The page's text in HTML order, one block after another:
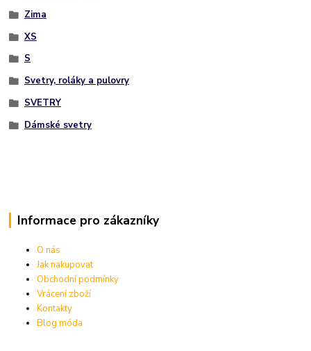
Zima
XS
S
Svetry, roláky a pulovry
SVETRY
Dámské svetry
Informace pro zákazníky
O nás
Jak nakupovat
Obchodní podmínky
Vrácení zboží
Kontakty
Blog móda